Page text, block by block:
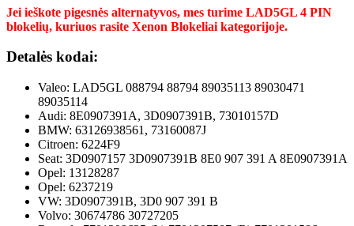
Jei ieškote pigesnės alternatyvos, mes turime LAD5GL 4 PIN
blokelių, kuriuos rasite Xenon Blokeliai kategorijoje.
Detalės kodai:
Valeo: LAD5GL 088794 88794 89035113 89030471
89035114
Audi: 8E0907391A, 3D0907391B, 73010157D
BMW: 63126938561, 73160087J
Citroen: 6224F9
Seat: 3D0907157 3D0907391B 8E0 907 391 A 8E0907391A
Opel: 13128287
Opel: 6237219
VW: 3D0907391B, 3D0 907 391 B
Volvo: 30674786 30727205